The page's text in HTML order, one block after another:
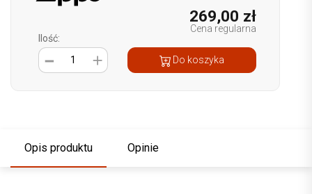
269,00 zł
Cena regularna
Ilość:
1
Do koszyka
Opis produktu Opinie